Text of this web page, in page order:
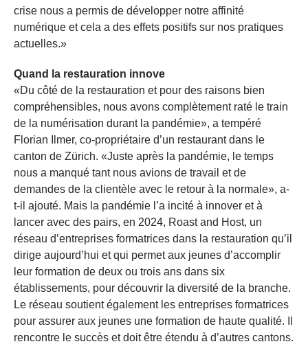
crise nous a permis de développer notre affinité
numérique et cela a des effets positifs sur nos pratiques
actuelles.»
Quand la restauration innove
«Du côté de la restauration et pour des raisons bien
compréhensibles, nous avons complètement raté le train
de la numérisation durant la pandémie», a tempéré
Florian Ilmer, co-propriétaire d’un restaurant dans le
canton de Zürich. «Juste après la pandémie, le temps
nous a manqué tant nous avions de travail et de
demandes de la clientèle avec le retour à la normale», a-
t-il ajouté. Mais la pandémie l’a incité à innover et à
lancer avec des pairs, en 2024, Roast and Host, un
réseau d’entreprises formatrices dans la restauration qu’il
dirige aujourd’hui et qui permet aux jeunes d’accomplir
leur formation de deux ou trois ans dans six
établissements, pour découvrir la diversité de la branche.
Le réseau soutient également les entreprises formatrices
pour assurer aux jeunes une formation de haute qualité. Il
rencontre le succès et doit être étendu à d’autres cantons.